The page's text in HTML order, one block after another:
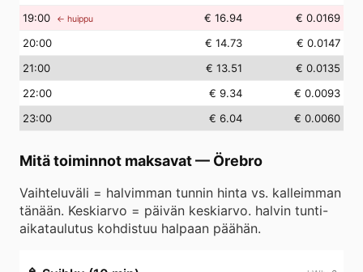
19:00 ← huippu € 16.94
€ 0.0169
20:00 € 14.73
€ 0.0147
21:00 € 13.51
€ 0.0135
22:00 € 9.34
€ 0.0093
23:00 € 6.04 € 0.0060
Mitä toiminnot maksavat— Örebro
Vaihteluväli = halvimman tunnin hinta vs. kalleimman
tänään. Keskiarvo = päivän keskiarvo. halvin tunti-
aikataulutus kohdistuu halpaan päähän.